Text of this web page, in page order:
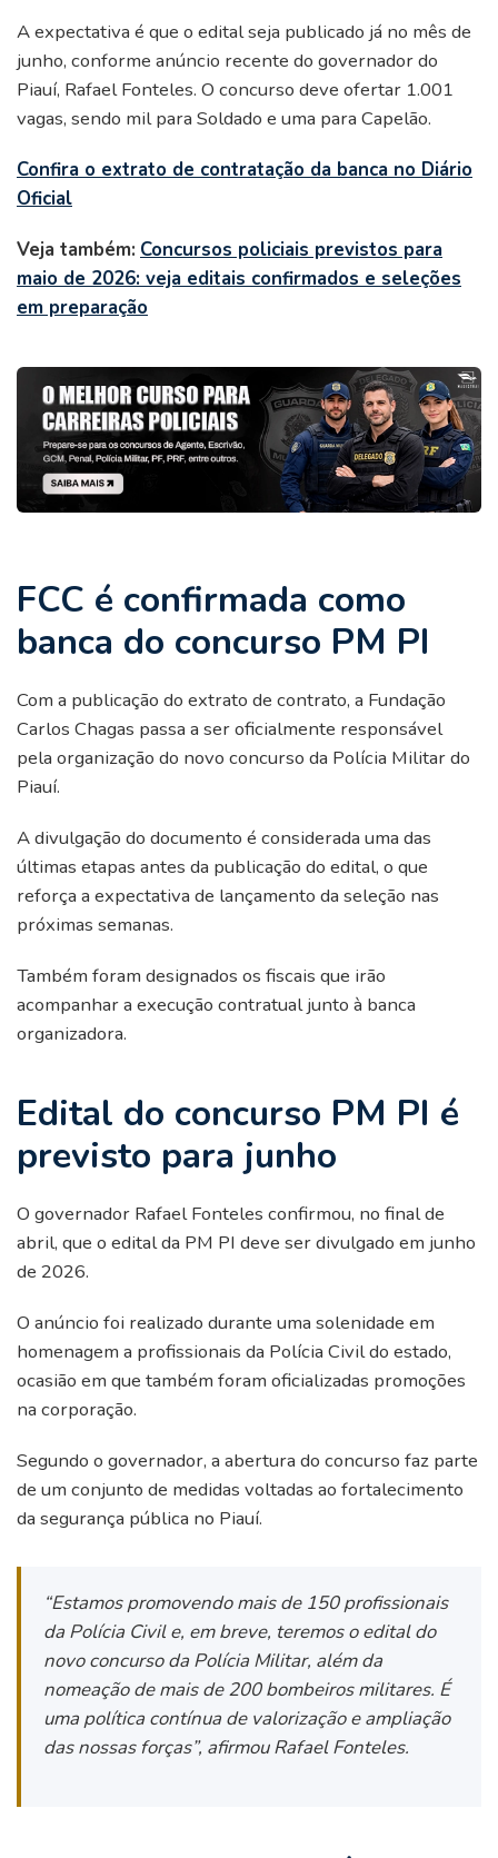
A expectativa é que o edital seja publicado já no mês de
junho, conforme anúncio recente do governador do
Piauí, Rafael Fonteles. O concurso deve ofertar 1.001
vagas, sendo mil para Soldado e uma para Capelão.
Confira o extrato de contratação da banca no Diário
Oficial
Veja também: Concursos policiais previstos para
maio de 2026: veja editais confirmados e seleções
em preparação
FCC é confirmada como
banca do concurso PM PI
Com a publicação do extrato de contrato, a Fundação
Carlos Chagas passa a ser oficialmente responsável
pela organização do novo concurso da Polícia Militar do
Piauí.
A divulgação do documento é considerada uma das
últimas etapas antes da publicação do edital, o que
reforça a expectativa de lançamento da seleção nas
próximas semanas.
Também foram designados os fiscais que irão
acompanhar a execução contratual junto à banca
organizadora.
Edital do concurso PM PI é
previsto para junho
O governador Rafael Fonteles confirmou, no final de
abril, que o edital da PM PI deve ser divulgado em junho
de 2026.
O anúncio foi realizado durante uma solenidade em
homenagem a profissionais da Polícia Civil do estado,
ocasião em que também foram oficializadas promoções
na corporação.
Segundo o governador, a abertura do concurso faz parte
de um conjunto de medidas voltadas ao fortalecimento
da segurança pública no Piauí.
“Estamos promovendo mais de 150 profissionais
da Polícia Civil e, em breve, teremos o edital do
novo concurso da Polícia Militar, além da
nomeação de mais de 200 bombeiros militares. É
uma política contínua de valorização e ampliação
das nossas forças”, afirmou Rafael Fonteles.